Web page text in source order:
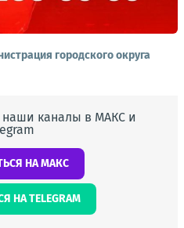
городского округа
каналы в МАКС и
НА МАКС
НА TELEGRAM